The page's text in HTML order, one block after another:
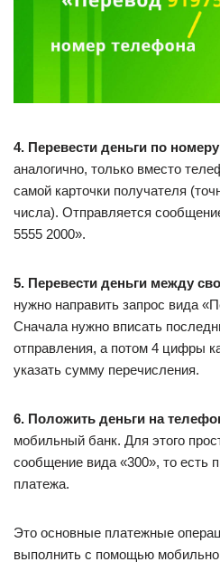
4. Перевести деньги по
аналогично, только вместо
самой карточки получателя
числа). Отправляется
5555 2000».
5. Перевести деньги между
нужно направить запрос вида
Сначала нужно вписать
отправления, а потом 4 цифры
указать сумму перечисления.
6. Положить деньги на
мобильный банк. Для этого
сообщение вида «300», то есть
платежа.
Это основные платежные
выполнить с помощью